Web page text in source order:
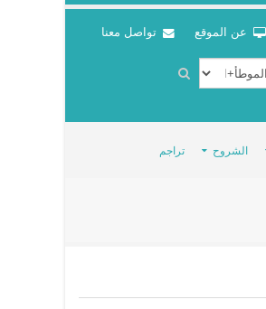
عن الموقع تواصل معنا
الشروح تراجم